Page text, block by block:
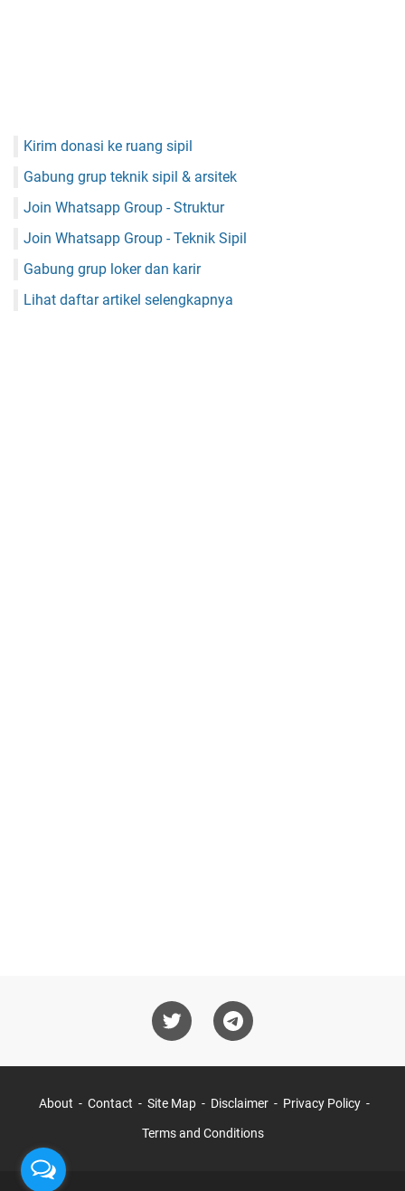
Kirim donasi ke ruang sipil
Gabung grup teknik sipil & arsitek
Join Whatsapp Group - Struktur
Join Whatsapp Group - Teknik Sipil
Gabung grup loker dan karir
Lihat daftar artikel selengkapnya
About Contact Site Map Disclaimer Privacy Policy
Terms and Conditions